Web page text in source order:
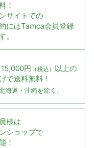
！
サイトでの
にはTamca会員登録
。
円 （税込） 以上の
で送料無料！
海道・沖縄を除く。
様は
ショップで
！